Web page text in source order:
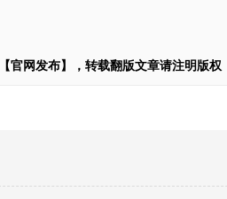
官网发布】，转载翻版文章请注明版权